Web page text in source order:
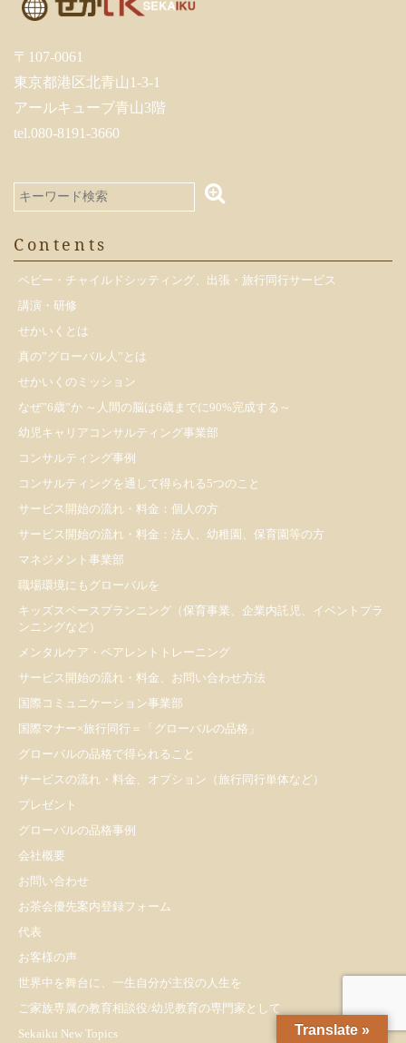
〒107-0061
東京都港区北青山1-3-1
アールキューブ青山3階
tel.080-8191-3660
Contents
ベビー・チャイルドシッティング、出張・旅行同行サービス
講演・研修
せかいくとは
真の”グローバル人”とは
せかいくのミッション
なぜ”6歳”か ～人間の脳は6歳までに90%完成する～
幼児キャリアコンサルティング事業部
コンサルティング事例
コンサルティングを通して得られる5つのこと
サービス開始の流れ・料金：個人の方
サービス開始の流れ・料金：法人、幼稚園、保育園等の方
マネジメント事業部
職場環境にもグローバルを
キッズスペースプランニング（保育事業、企業内託児、イベントプラ
ンニングなど）
メンタルケア・ペアレントトレーニング
サービス開始の流れ・料金、お問い合わせ方法
国際コミュニケーション事業部
国際マナー×旅行同行＝「グローバルの品格」
グローバルの品格で得られること
サービスの流れ・料金、オプション（旅行同行単体など）
プレゼント
​グローバルの品格事例
会社概要
お問い合わせ
お茶会優先案内登録フォーム
代表
お客様の声
世界中を舞台に、一生自分が主役の人生を
ご家族専属の教育相談役/幼児教育の専門家として
Sekaiku New Topics
Translate »